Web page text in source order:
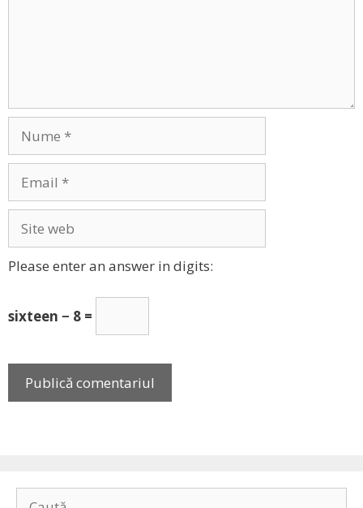
web
Please enter an answer in digits:
sixteen − 8 =